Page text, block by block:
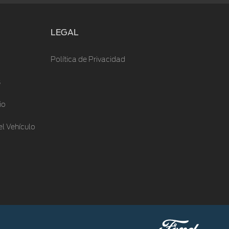
Vehículo
LEGAL
Política de Privacidad